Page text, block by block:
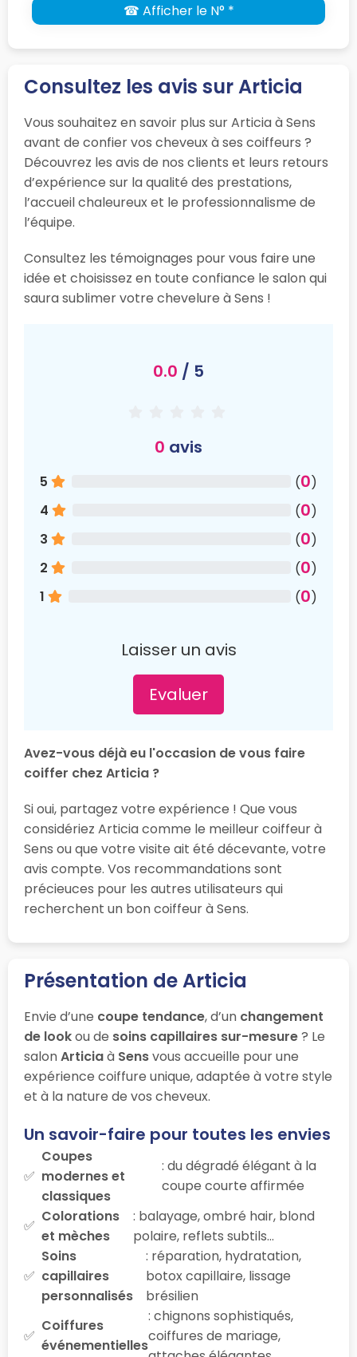
☎ Afficher le N° *
Consultez les avis sur Articia
Vous souhaitez en savoir plus sur Articia à Sens
avant de confier vos cheveux à ses coiffeurs ?
Découvrez les avis de nos clients et leurs retours
d’expérience sur la qualité des prestations,
l’accueil chaleureux et le professionnalisme de
l’équipe.
Consultez les témoignages pour vous faire une
idée et choisissez en toute confiance le salon qui
saura sublimer votre chevelure à Sens !
0.0 / 5
0 avis
5 (0)
4
(0)
3
(0)
2
(0)
1
(0)
Laisser un avis
Evaluer
Avez-vous déjà eu l'occasion de vous faire
coiffer chez Articia ?
Si oui, partagez votre expérience ! Que vous
considériez Articia comme le meilleur coiffeur à
Sens ou que votre visite ait été décevante, votre
avis compte. Vos recommandations sont
précieuces pour les autres utilisateurs qui
recherchent un bon coiffeur à Sens.
Présentation de Articia
Envie d’une coupe tendance, d’un changement
de lookou de soins capillaires sur-mesure? Le
salonArticiaà Sensvous accueille pour une
expérience coiffure unique, adaptée à votre style
et à la nature de vos cheveux.
Un savoir-faire pour toutes les envies
Coupes
modernes et
classiques
: du dégradé élégant à la
coupe courte affirmée
Colorations
et mèches
: balayage, ombré hair, blond
polaire, reflets subtils…
Soins
capillaires
personnalisés
: réparation, hydratation,
botox capillaire, lissage
brésilien
Coiffures
événementielles
: chignons sophistiqués,
coiffures de mariage,